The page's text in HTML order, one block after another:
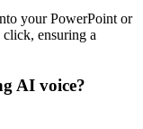
your PowerPoint or
ensuring a
AI voice?